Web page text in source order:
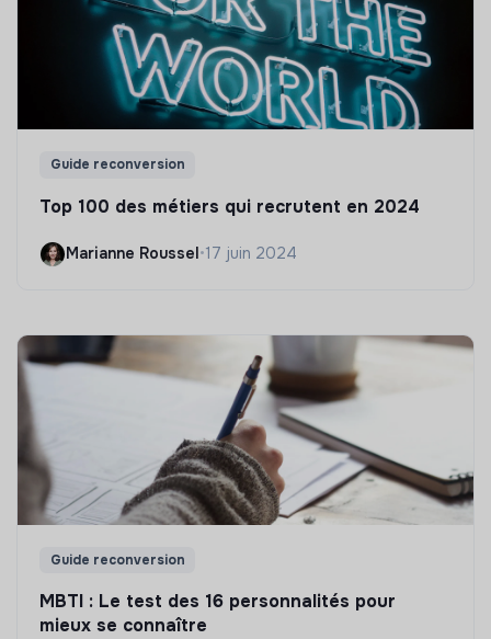
Guide reconversion
Top 100 des métiers qui recrutent en 2024
Marianne Roussel•17 juin 2024
Guide reconversion
MBTI : Le test des 16 personnalités pour
mieux se connaître